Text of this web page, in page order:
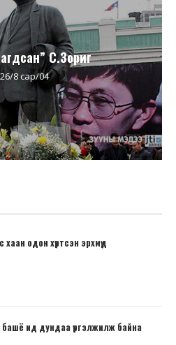
С.Зориг
8 сар/04
хаан одон хүртсэн эрхмүүд
башё ид дундаа үргэлжилж байна